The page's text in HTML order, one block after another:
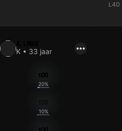
L40
K • 33 jaar
100
20%
10%
100